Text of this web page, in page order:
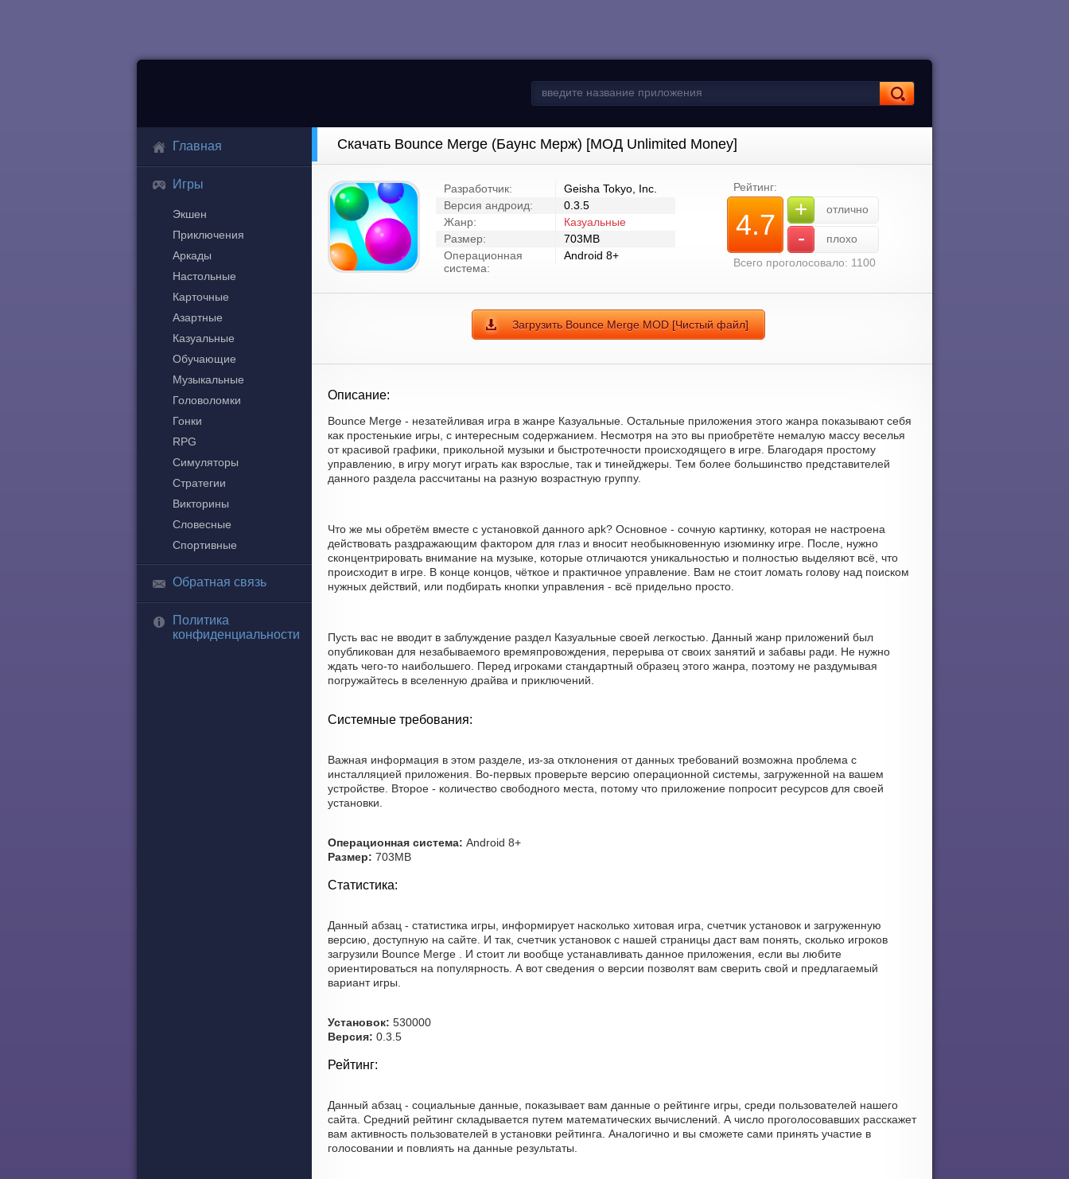
Главная
Игры
Экшен
Приключения
Аркады
Настольные
Карточные
Азартные
Казуальные
Обучающие
Музыкальные
Головоломки
Гонки
RPG
Симуляторы
Стратегии
Викторины
Словесные
Спортивные
Обратная связь
Политика
конфиденциальности
Скачать Bounce Merge (Баунс Мерж) [МОД Unlimited Money]
Разработчик:
Geisha Tokyo, Inc.
Версия андроид:
0.3.5
Жанр:
Казуальные
Размер:
703MB
Операционная
система:
Android 8+
Рейтинг:
4.7 + отлично
-
плохо
Всего проголосовало: 1100
Загрузить Bounce Merge MOD [Чистый файл]
Описание:
Bounce Merge - незатейливая игра в жанре Казуальные. Остальные приложения этого жанра показывают себя
как простенькие игры, с интересным содержанием. Несмотря на это вы приобретёте немалую массу веселья
от красивой графики, прикольной музыки и быстротечности происходящего в игре. Благодаря простому
управлению, в игру могут играть как взрослые, так и тинейджеры. Тем более большинство представителей
данного раздела рассчитаны на разную возрастную группу.
Что же мы обретём вместе с установкой данного apk? Основное - сочную картинку, которая не настроена
действовать раздражающим фактором для глаз и вносит необыкновенную изюминку игре. После, нужно
сконцентрировать внимание на музыке, которые отличаются уникальностью и полностью выделяют всё, что
происходит в игре. В конце концов, чёткое и практичное управление. Вам не стоит ломать голову над поиском
нужных действий, или подбирать кнопки управления - всё придельно просто.
Пусть вас не вводит в заблуждение раздел Казуальные своей легкостью. Данный жанр приложений был
опубликован для незабываемого времяпровождения, перерыва от своих занятий и забавы ради. Не нужно
ждать чего-то наибольшего. Перед игроками стандартный образец этого жанра, поэтому не раздумывая
погружайтесь в вселенную драйва и приключений.
Системные требования:
Важная информация в этом разделе, из-за отклонения от данных требований возможна проблема с
инсталляцией приложения. Во-первых проверьте версию операционной системы, загруженной на вашем
устройстве. Второе - количество свободного места, потому что приложение попросит ресурсов для своей
установки.
Операционная система: Android 8+
Размер: 703MB
Статистика:
Данный абзац - статистика игры, информирует насколько хитовая игра, счетчик установок и загруженную
версию, доступную на сайте. И так, счетчик установок с нашей страницы даст вам понять, сколько игроков
загрузили Bounce Merge . И стоит ли вообще устанавливать данное приложения, если вы любите
ориентироваться на популярность. А вот сведения о версии позволят вам сверить свой и предлагаемый
вариант игры.
Установок: 530000
Версия: 0.3.5
Рейтинг:
Данный абзац - социальные данные, показывает вам данные о рейтинге игры, среди пользователей нашего
сайта. Средний рейтинг складывается путем математических вычислений. А число проголосовавших расскажет
вам активность пользователей в установки рейтинга. Аналогично и вы сможете сами принять участие в
голосовании и повлиять на данные результаты.